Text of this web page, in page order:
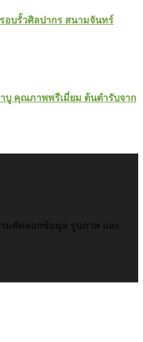
อบรั้วศิลปากร สนามจันทร์
าบู คุณภาพพรีเมี่ยม ต้นตำรับจาก
ามคัดลอกข้อมูล รูปภาพ และ